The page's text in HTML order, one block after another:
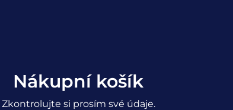
Nákupní košík
Zkontrolujte si prosím své údaje.